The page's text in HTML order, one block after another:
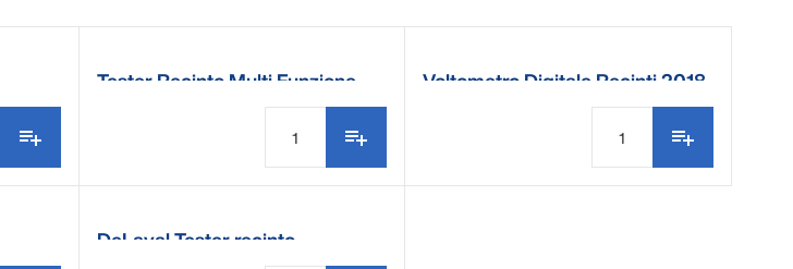
Tester Recinto Multi Funzione Voltometro Digitale Recinti 2018
DeLaval Tester recinto